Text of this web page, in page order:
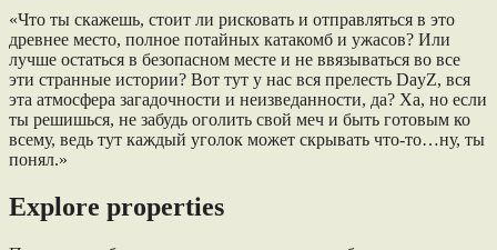
«Что ты скажешь, стоит ли рисковать и отправляться в это
древнее место, полное потайных катакомб и ужасов? Или
лучше остаться в безопасном месте и не ввязываться во все
эти странные истории? Вот тут у нас вся прелесть DayZ, вся
эта атмосфера загадочности и неизведанности, да? Ха, но если
ты решишься, не забудь оголить свой меч и быть готовым ко
всему, ведь тут каждый уголок может скрывать что-то…ну, ты
понял.»
Explore properties